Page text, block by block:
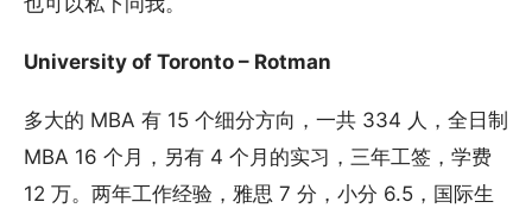
University of Toronto – Rotman
多大的 MBA 有 15 个细分方向，一共 334 人，全日制
MBA 16 个月，另有 4 个月的实习，三年工签，学费
12 万。两年工作经验，雅思 7 分，小分 6.5，国际生